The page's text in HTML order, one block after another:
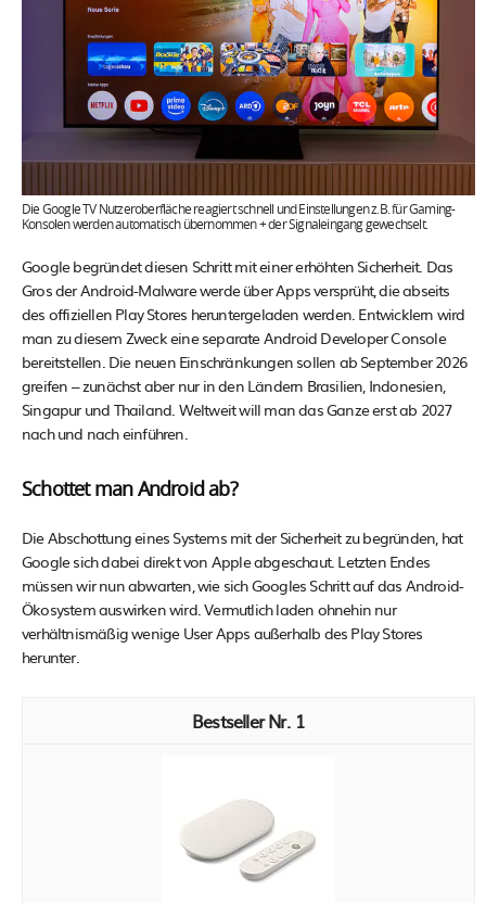
Die Google TV Nutzeroberfläche reagiert schnell und Einstellungen z.B. für Gaming-
Konsolen werden automatisch übernommen + der Signaleingang gewechselt.
Google begründet diesen Schritt mit einer erhöhten Sicherheit. Das
Gros der Android-Malware werde über Apps versprüht, die abseits
des offiziellen Play Stores heruntergeladen werden. Entwicklern wird
man zu diesem Zweck eine separate Android Developer Console
bereitstellen. Die neuen Einschränkungen sollen ab September 2026
greifen – zunächst aber nur in den Ländern Brasilien, Indonesien,
Singapur und Thailand. Weltweit will man das Ganze erst ab 2027
nach und nach einführen.
Schottet man Android ab?
Die Abschottung eines Systems mit der Sicherheit zu begründen, hat
Google sich dabei direkt von Apple abgeschaut. Letzten Endes
müssen wir nun abwarten, wie sich Googles Schritt auf das Android-
Ökosystem auswirken wird. Vermutlich laden ohnehin nur
verhältnismäßig wenige User Apps außerhalb des Play Stores
herunter.
1